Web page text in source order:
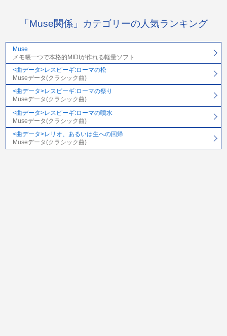
「Muse関係」カテゴリーの人気ランキング
Muse
メモ帳一つで本格的MIDIが作れる軽量ソフト
<曲データ>レスピーギ:ローマの松
Museデータ(クラシック曲)
<曲データ>レスピーギ:ローマの祭り
Museデータ(クラシック曲)
<曲データ>レスピーギ:ローマの噴水
Museデータ(クラシック曲)
<曲データ>レリオ、あるいは生への回帰
Museデータ(クラシック曲)